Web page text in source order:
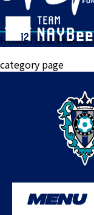
HOMETICKETMATCH
category page
MENU